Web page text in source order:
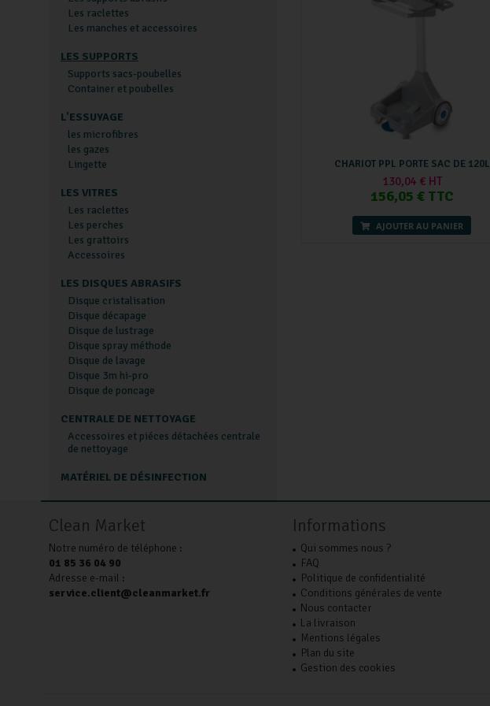
Les raclettes
Les manches et accessoires
LES SUPPORTS
Supports sacs-poubelles
Container et poubelles
L'ESSUYAGE
les microfibres
les gazes
Lingette
LES VITRES
Les raclettes
Les perches
Les grattoirs
Accessoires
LES DISQUES ABRASIFS
Disque cristalisation
Disque décapage
Disque de lustrage
Disque spray méthode
Disque de lavage
Disque 3m hi-pro
Disque de poncage
CENTRALE DE NETTOYAGE
Accessoires et piéces détachées centrale
de nettoyage
MATÉRIEL DE DÉSINFECTION
CHARIOT PPL PORTE SAC DE 120L
130,04 € HT
156,05 € TTC
AJOUTER AU PANIER
Clean Market
Notre numéro de téléphone :
01 85 36 04 90
Adresse e-mail :
service.client@cleanmarket.fr
Informations
Qui sommes nous ?
FAQ
Politique de confidentialité
Conditions générales de vente
Nous contacter
La livraison
Mentions légales
Plan du site
Gestion des cookies